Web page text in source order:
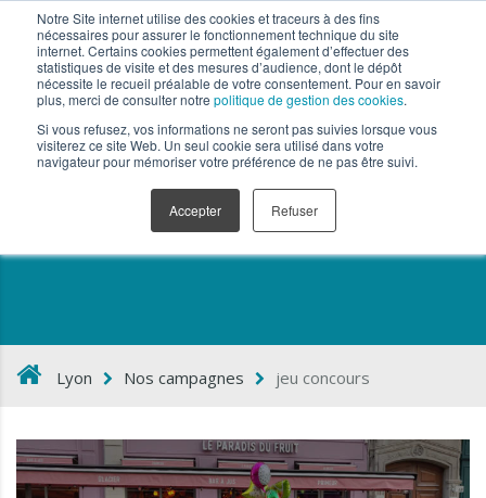
Notre Site internet utilise des cookies et traceurs à des fins
nécessaires pour assurer le fonctionnement technique du site
internet. Certains cookies permettent également d’effectuer des
statistiques de visite et des mesures d’audience, dont le dépôt
nécessite le recueil préalable de votre consentement. Pour en savoir
plus, merci de consulter notre politique de gestion des cookies.
Si vous refusez, vos informations ne seront pas suivies lorsque vous
visiterez ce site Web. Un seul cookie sera utilisé dans votre
navigateur pour mémoriser votre préférence de ne pas être suivi.
Accepter Refuser
jeu concours
Lyon Nos campagnes jeu concours